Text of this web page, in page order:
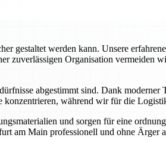
gestaltet werden kann. Unsere
zuverlässigen Organisation vermeiden
abgestimmt sind. Dank moderner
konzentrieren, während wir für die
und sorgen für eine
am Main professionell und ohne Ärger